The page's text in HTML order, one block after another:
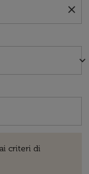
close
keyboard_arrow_down
criteri di